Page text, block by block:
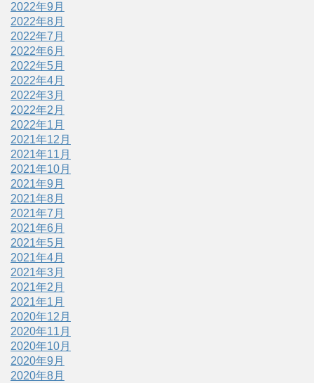
2022年9月
2022年8月
2022年7月
2022年6月
2022年5月
2022年4月
2022年3月
2022年2月
2022年1月
2021年12月
2021年11月
2021年10月
2021年9月
2021年8月
2021年7月
2021年6月
2021年5月
2021年4月
2021年3月
2021年2月
2021年1月
2020年12月
2020年11月
2020年10月
2020年9月
2020年8月